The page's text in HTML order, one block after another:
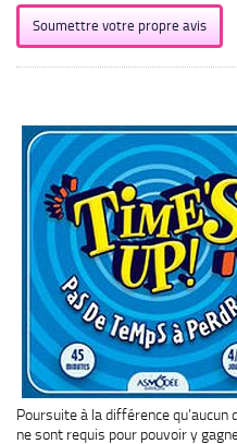
Soumettre votre propre avis
Poursuite à la différence
ne sont requis pour pouvoir y